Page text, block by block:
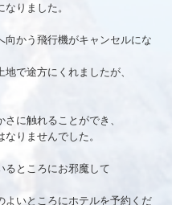
りました。
かう飛行機がキャンセルにな
で途方にくれましたが、
に触れることができ、
りませんでした。
るところにお邪魔して
よいところにホテルを予約くだ